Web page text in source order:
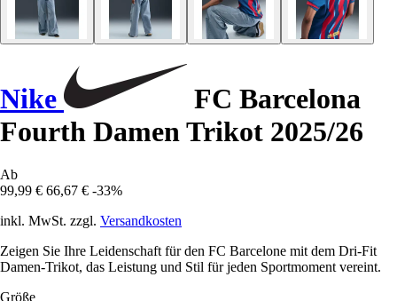
Nike
FC Barcelona
Fourth Damen Trikot 2025/26
Ab
99,99 € 66,67 € -33%
inkl. MwSt. zzgl. Versandkosten
Zeigen Sie Ihre Leidenschaft für den FC Barcelone mit dem Dri-Fit
Damen-Trikot, das Leistung und Stil für jeden Sportmoment vereint.
Größe